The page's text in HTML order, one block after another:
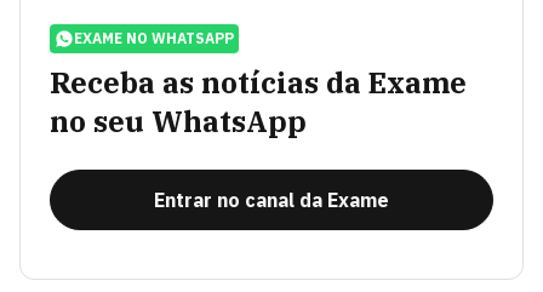
EXAME NO WHATSAPP
Receba as notícias da Exame
no seu WhatsApp
Entrar no canal da Exame